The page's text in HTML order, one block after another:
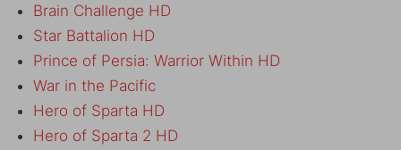
Brain Challenge HD
Star Battalion HD
Prince of Persia: Warrior Within HD
War in the Pacific
Hero of Sparta HD
Hero of Sparta 2 HD